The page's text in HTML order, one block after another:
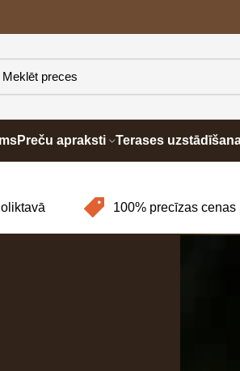
Preču apraksti Terases
100% precīzas cenas